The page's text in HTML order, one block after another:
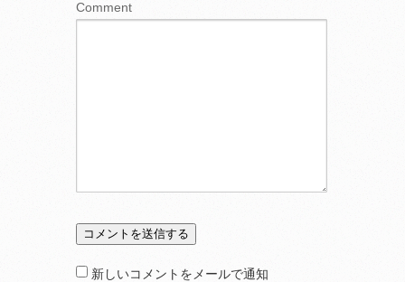
Comment
新しいコメントをメールで通知